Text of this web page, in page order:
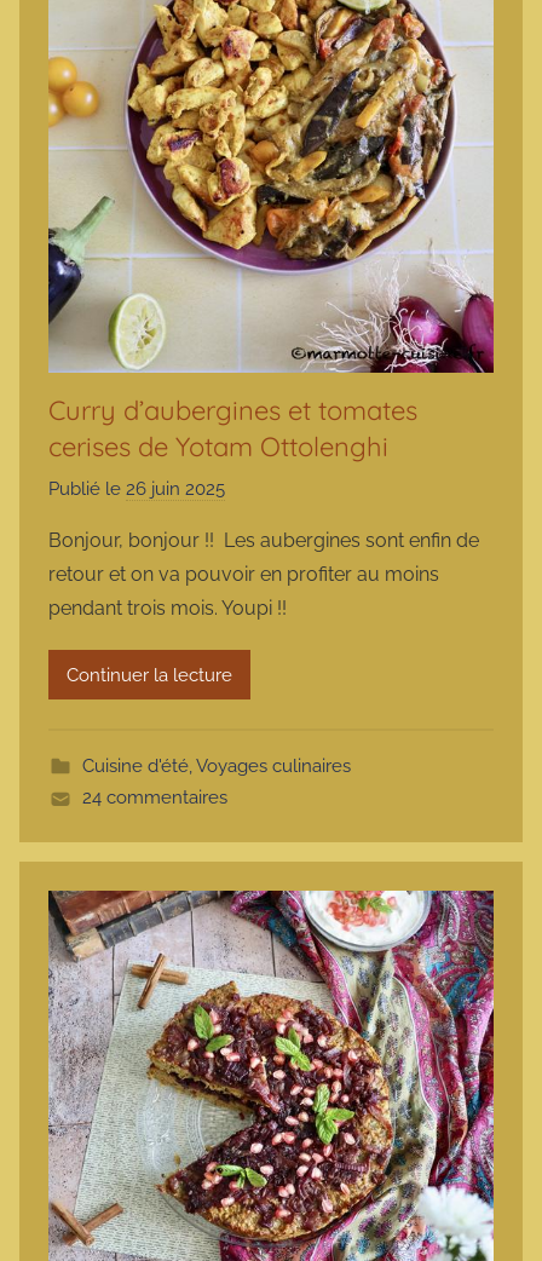
Curry d’aubergines et tomates
cerises de Yotam Ottolenghi
Publié le 26 juin 2025
r
m
a
r
m
t
e
Bonjour, bonjour !! Les aubergines sont enfin de
retour et on va pouvoir en profiter au moins
pendant trois mois. Youpi !!
Continuer la lecture
Cuisine d'été,Voyages culinaires
24 commentaires